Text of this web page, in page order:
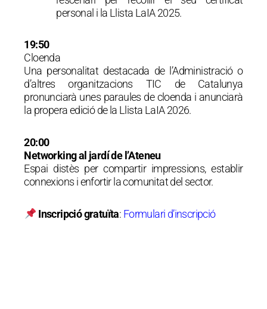
personal i la Llista LaIA 2025.
19:50
Cloenda
Una personalitat destacada de l’Administració o
d’altres organitzacions TIC de Catalunya
pronunciarà unes paraules de cloenda i anunciarà
la propera edició de la Llista LaIA 2026.
20:00
Networking al jardí de l’Ateneu
Espai distès per compartir impressions, establir
connexions i enfortir la comunitat del sector.
Inscripció gratuïta: Formulari d’inscripció